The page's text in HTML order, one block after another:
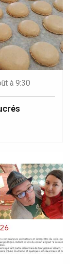
à 9:30